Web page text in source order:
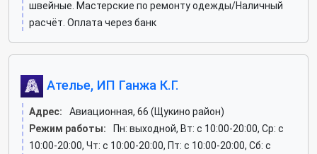
швейные. Мастерские по ремонту одежды/Наличный
расчёт. Оплата через банк
Ателье, ИП Ганжа К.Г.
Адрес:
Авиационная, 66 (Щукино район)
Режим работы:
Пн: выходной, Вт: c 10:00-20:00, Ср: c
10:00-20:00, Чт: c 10:00-20:00, Пт: c 10:00-20:00, Сб: c